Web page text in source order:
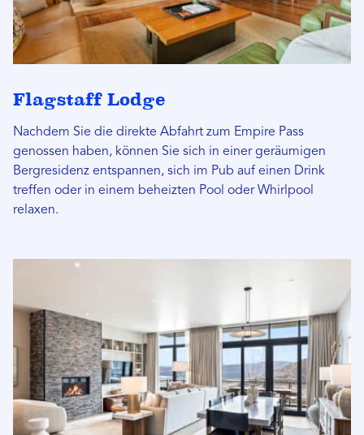
Flagstaff Lodge
Nachdem Sie die direkte Abfahrt zum Empire Pass
genossen haben, können Sie sich in einer geräumigen
Bergresidenz entspannen, sich im Pub auf einen Drink
treffen oder in einem beheizten Pool oder Whirlpool
relaxen.